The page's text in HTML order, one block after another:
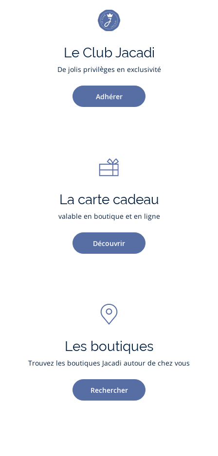
Le Club Jacadi
De jolis privilèges en exclusivité
Adhérer
La carte cadeau
valable en boutique et en ligne
Découvrir
Les boutiques
Trouvez les boutiques Jacadi autour de chez vous
Rechercher